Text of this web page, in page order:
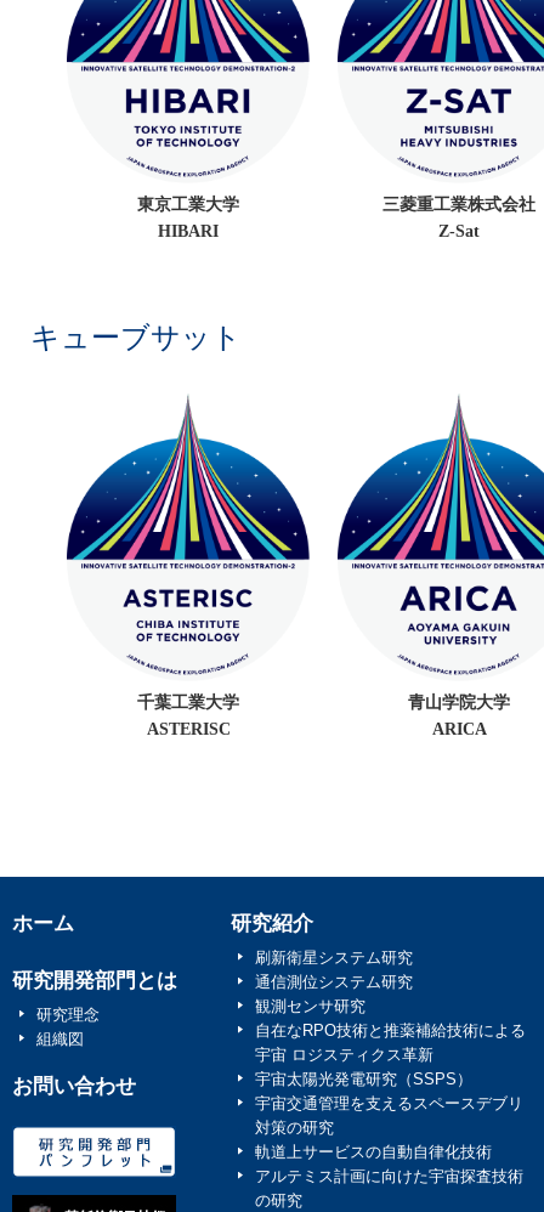
東京工業大学
HIBARI
三菱重工業株式会社
Z-Sat
キューブサット
千葉工業大学
ASTERISC
青山学院大学
ARICA
ホーム
研究開発部門とは
研究理念
組織図
お問い合わせ
研究紹介
刷新衛星システム研究
通信測位システム研究
観測センサ研究
自在なRPO技術と推薬補給技術による
宇宙 ロジスティクス革新
宇宙太陽光発電研究（SSPS）
宇宙交通管理を支えるスペースデブリ
対策の研究
軌道上サービスの自動自律化技術
アルテミス計画に向けた宇宙探査技術
の研究